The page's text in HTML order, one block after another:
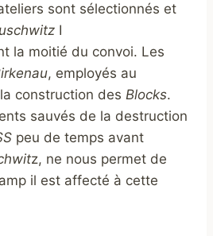
sont sélectionnés et
I
la moitié du convoi. Les
, employés au
construction des Blocks.
sauvés de la destruction
peu de temps avant
z, ne nous permet de
il est affecté à cette